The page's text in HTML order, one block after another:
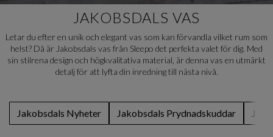
JAKOBSDALS VAS
Letar du efter en unik och elegant vas som kan förvandla vilket rum som
helst? Då är Jakobsdals vas från Sleepo det perfekta valet för dig. Med
sin stilrena design och högkvalitativa material, är denna vas en utmärkt
detalj för att lyfta din inredning till nästa nivå.
Jakobsdals Nyheter Jakobsdals Prydnadskuddar